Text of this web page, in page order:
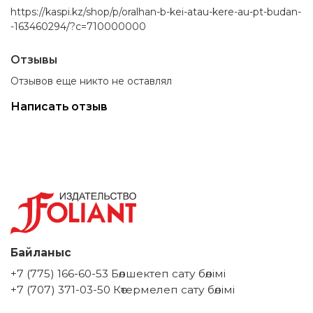
https://kaspi.kz/shop/p/oralhan-b-kei-atau-kere-au-pt-budan-
-163460294/?c=710000000
Отзывы
Отзывов еще никто не оставлял
Написать отзыв
Байланыс
+7 (775) 166-60-53 Бөлшектеп сату бөлімі
+7 (707) 371-03-50 Көтермелеп сату бөлімі